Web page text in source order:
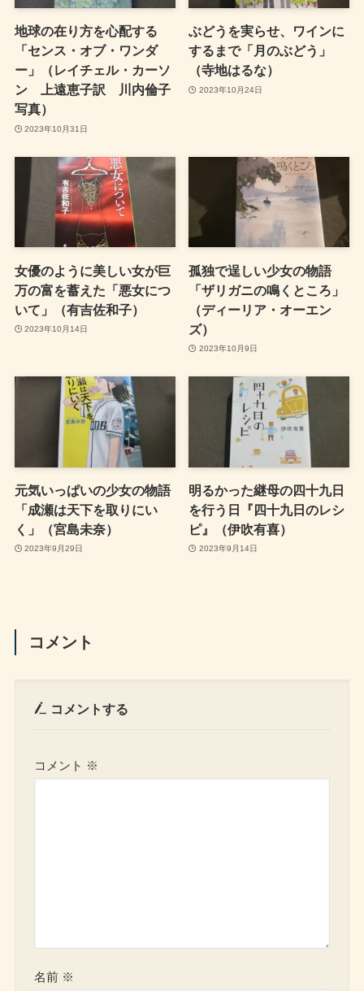
地球の在り方を心配する
「センス・オブ・ワンダ
ー」（レイチェル・カーソ
ン 上遠恵子訳 川内倫子
写真）
2023年10月31日
ぶどうを実らせ、ワインに
するまで「月のぶどう」
（寺地はるな）
2023年10月24日
女優のように美しい女が巨
万の富を蓄えた「悪女につ
いて」（有吉佐和子）
2023年10月14日
孤独で逞しい少女の物語
「ザリガニの鳴くところ」
（ディーリア・オーエン
ズ）
2023年10月9日
元気いっぱいの少女の物語
「成瀬は天下を取りにい
く」（宮島未奈）
2023年9月29日
明るかった継母の四十九日
を行う日『四十九日のレシ
ピ』（伊吹有喜）
2023年9月14日
コメント
コメントする
コメント ※
名前 ※